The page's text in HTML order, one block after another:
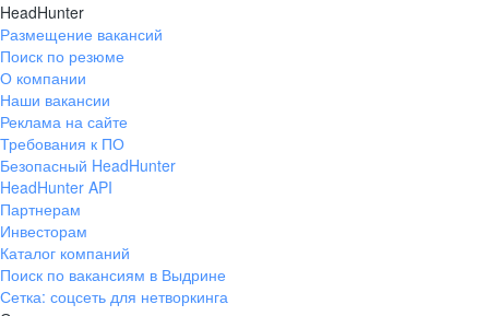
HeadHunter
Размещение вакансий
Поиск по резюме
О компании
Наши вакансии
Реклама на сайте
Требования к ПО
Безопасный HeadHunter
HeadHunter API
Партнерам
Инвесторам
Каталог компаний
Поиск по вакансиям в Выдрине
Сетка: соцсеть для нетворкинга